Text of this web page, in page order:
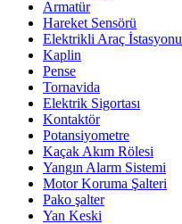
Armatür
Hareket Sensörü
Elektrikli Araç İstasyonu
Kaplin
Pense
Tornavida
Elektrik Sigortası
Kontaktör
Potansiyometre
Kaçak Akım Rölesi
Yangın Alarm Sistemi
Motor Koruma Şalteri
Pako şalter
Yan Keski